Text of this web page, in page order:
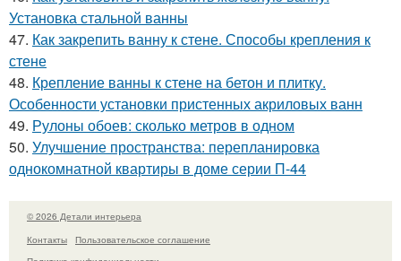
Установка стальной ванны
47. Как закрепить ванну к стене. Способы крепления к
стене
48. Крепление ванны к стене на бетон и плитку.
Особенности установки пристенных акриловых ванн
49. Рулоны обоев: сколько метров в одном
50. Улучшение пространства: перепланировка
однокомнатной квартиры в доме серии П-44
© 2026 Детали интерьера
Контакты
Пользовательское соглашение